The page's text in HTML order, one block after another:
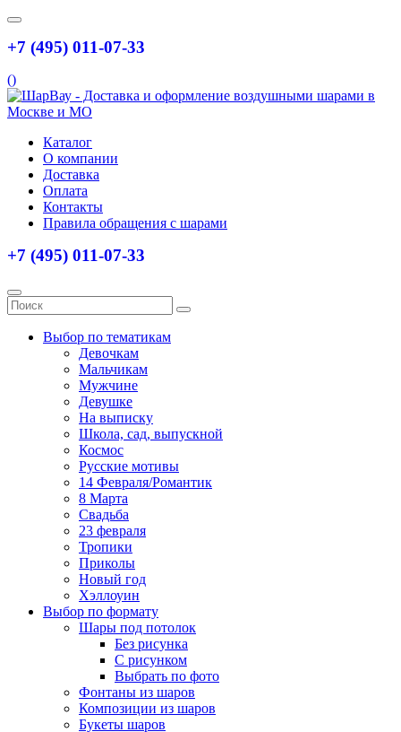
+7 (495) 011-07-33
()
Каталог
О компании
Доставка
Оплата
Контакты
Правила обращения с шарами
+7 (495) 011-07-33
Выбор по тематикам
Девочкам
Мальчикам
Мужчине
Девушке
На выписку
Школа, сад, выпускной
Космос
Русские мотивы
14 Февраля/Романтик
8 Марта
Свадьба
23 февраля
Тропики
Приколы
Новый год
Хэллоуин
Выбор по формату
Шары под потолок
Без рисунка
С рисунком
Выбрать по фото
Фонтаны из шаров
Композиции из шаров
Букеты шаров